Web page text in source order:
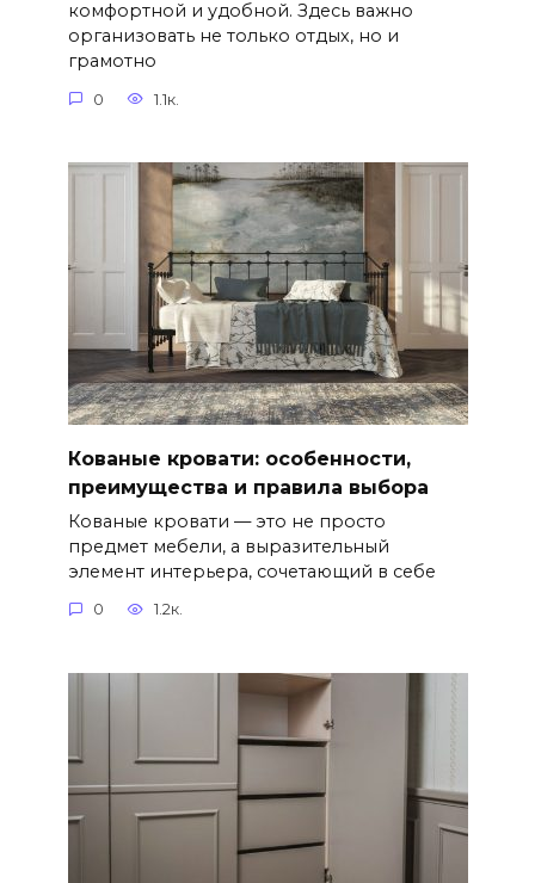
комфортной и удобной. Здесь важно
организовать не только отдых, но и
грамотно
0 1.1к.
Кованые кровати: особенности,
преимущества и правила выбора
Кованые кровати — это не просто
предмет мебели, а выразительный
элемент интерьера, сочетающий в себе
0 1.2к.